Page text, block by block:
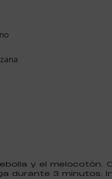
y el melocotón.
durante 3 minutos.